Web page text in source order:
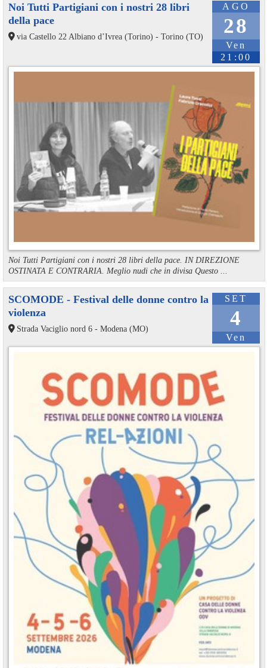
AGO
28
Ven
21:00
Noi Tutti Partigiani con i nostri 28 libri
della pace
via Castello 22 Albiano d’Ivrea (Torino) - Torino (TO)
Noi Tutti Partigiani con i nostri 28 libri della pace. IN DIREZIONE
OSTINATA E CONTRARIA. Meglio nudi che in divisa Questo ...
SET
4
Ven
SCOMODE - Festival delle donne contro la
violenza
Strada Vaciglio nord 6 - Modena (MO)